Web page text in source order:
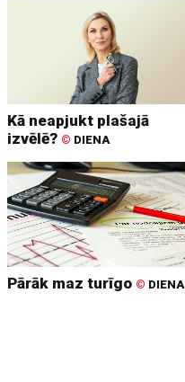
Kā neapjukt plašajā
izvēlē? © DIENA
Pārāk maz turīgo © DIENA